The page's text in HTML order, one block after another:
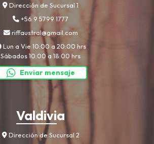
Dirección de Sucursal 1
+56 9 5799 1777
riffaustral@gmail.com
Lun a Vie 10:00 a 20:00 hrs
Sábados 10:00 a 18:00 hrs
Enviar mensaje
Valdivia
Dirección de Sucursal 2